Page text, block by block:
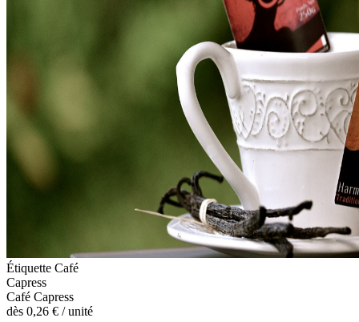
Étiquette Café
Capress
Café Capress
dès 0,26 € / unité